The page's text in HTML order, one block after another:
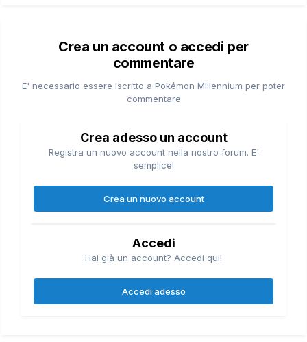
Crea un account o accedi per
commentare
E' necessario essere iscritto a Pokémon Millennium per poter
commentare
Crea adesso un account
Registra un nuovo account nella nostro forum. E'
semplice!
Crea un nuovo account
Accedi
Hai già un account? Accedi qui!
Accedi adesso